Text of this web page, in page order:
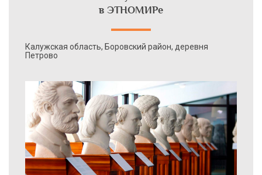
в ЭТНОМИРе
Калужская область, Боровский район, деревня
Петрово